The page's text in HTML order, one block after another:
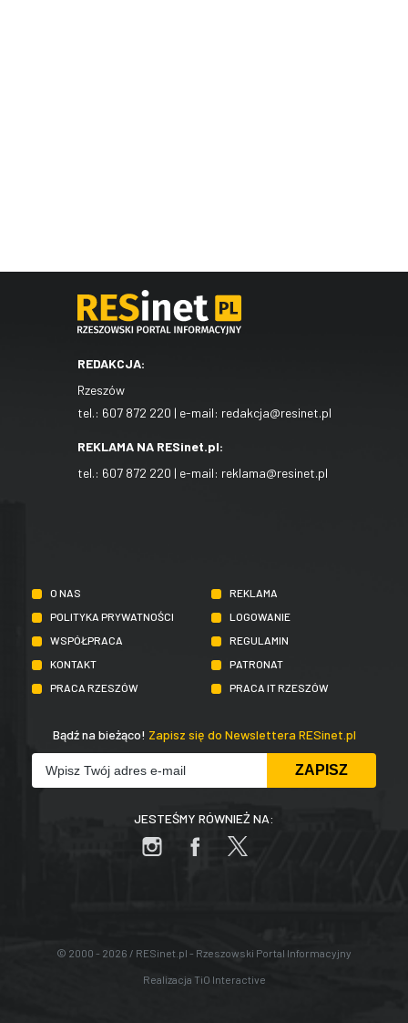
REDAKCJA:
Rzeszów
tel.: 607 872 220 | e-mail: redakcja@resinet.pl
REKLAMA NA RESinet.pl:
tel.: 607 872 220 | e-mail: reklama@resinet.pl
O NAS
REKLAMA
POLITYKA PRYWATNOŚCI
LOGOWANIE
WSPÓŁPRACA
REGULAMIN
KONTAKT
PATRONAT
PRACA RZESZÓW
PRACA IT RZESZÓW
Bądź na bieżąco! Zapisz się do Newslettera RESinet.pl
JESTEŚMY RÓWNIEŻ NA:
© 2000 - 2026 / RESinet.pl - Rzeszowski Portal Informacyjny
Realizacja TiO Interactive